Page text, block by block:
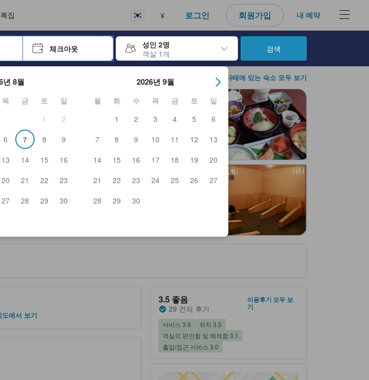
집 ¥ 로그인 회원가입 내 예약
를 눌러 선택하세요.
체크아웃
성인 2명
객실 1개
여세요. 방향키를 사용해 체크인 및 체크아웃 날짜를 탐색할 수 있습니다. 엔터 키를 사용해 특정 날짜를 선택
년 8월
목 금 토
일
1
2
6 7 8
9
13 14 15
16
20 21 22
23
27 28 29
30
2026년 9월
월 화 수 목 금 토
일
1
2 3 4 5
6
7
8 9 10 11 12
13
14
15 16 17 18 19
20
21
22 23 24 25 26
27
28
29 30
검색
하코다테에 있는 숙소 모두 보기
트에서 제공한 성급입니다.
도에서 보기
3.5 좋음
29 건의 후기
이용후기 모두 보
기
서비스 3.6
위치 3.5
객실의 편안함 및 쾌적함 3.1
출입/접근 서비스 3.0
한 실제 숙소 이용객들에 의해 작성되었습니다. 신뢰할 수 있고 정확하며 솔직한 정보로 고객님이 더 나은 선택